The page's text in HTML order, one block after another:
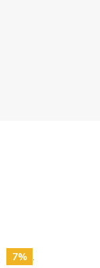
7% .